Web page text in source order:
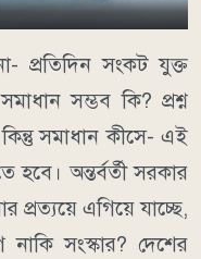
প্রতিদিন সংকট যুক্ত
সম্ভব কি? প্রশ্ন
সমাধান কীসে- এই
হবে। অন্তর্বর্তী সরকার
প্রত্যয়ে এগিয়ে যাচ্ছে,
সংস্কার? দেশের